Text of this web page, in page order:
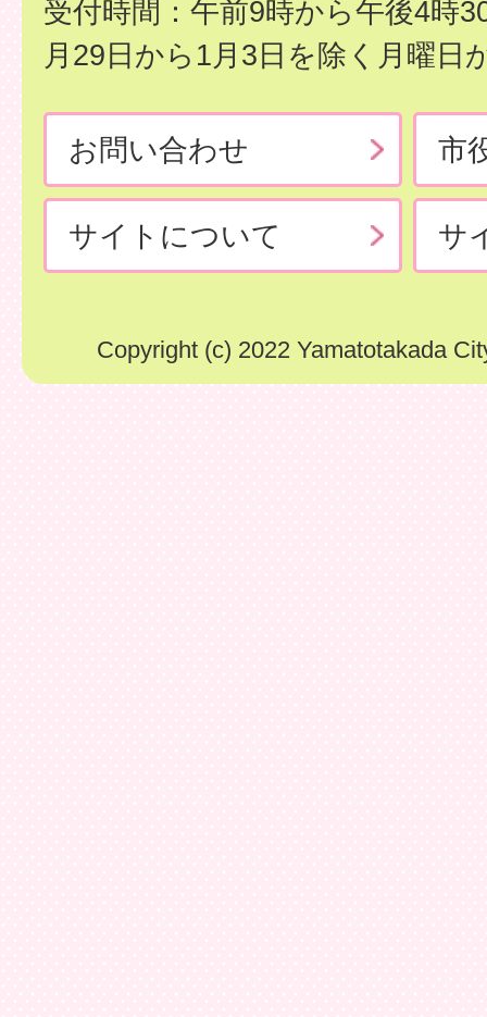
受付時間：午前9時から午後4時
月29日から1月3日を除く月曜日
お問い合わせ 市
サイトについて サ
Copyright (c) 2022 Yamatotakada